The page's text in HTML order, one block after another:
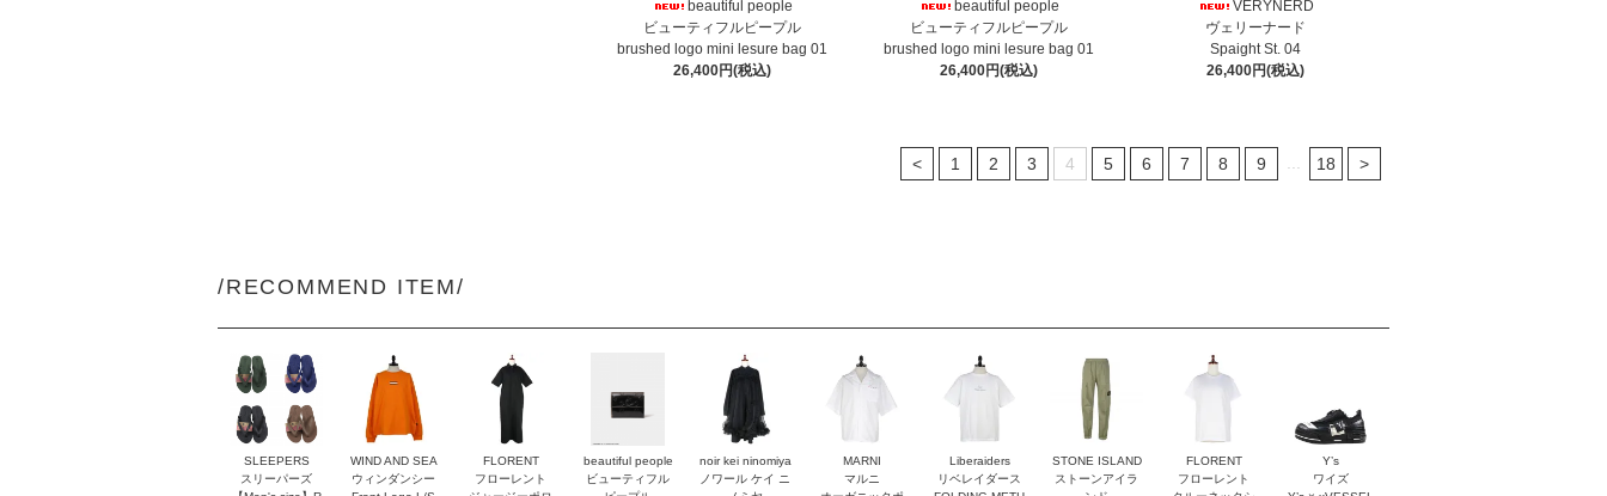
beautiful people
ビューティフルピープル
brushed logo mini lesure bag 01
26,400円(税込)
beautiful people
ビューティフルピープル
brushed logo mini lesure bag 01
26,400円(税込)
VERYNERD
ヴェリーナード
Spaight St. 04
26,400円(税込)
< 1 2 3 4 5 6 7 8 9 18 >
/RECOMMEND ITEM/
SLEEPERS
スリーパーズ
WIND AND SEA
ウィンダンシー
FLORENT
フローレント
beautiful people
ビューティフル
noir kei ninomiya
ノワール ケイ ニ
MARNI
マルニ
Liberaiders
リベレイダース
STONE ISLAND
ストーンアイラ
FLORENT
フローレント
Y’s
ワイズ